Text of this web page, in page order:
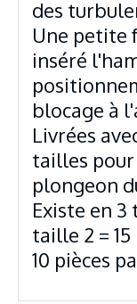
des
Une petite
inséré
blocage à
Livrées
tailles
plongeon
Existe en 3
taille 2 =
10 pièces